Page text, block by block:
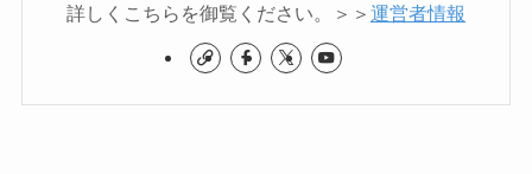
詳しくこちらを御覧ください。＞＞ 運営者情報